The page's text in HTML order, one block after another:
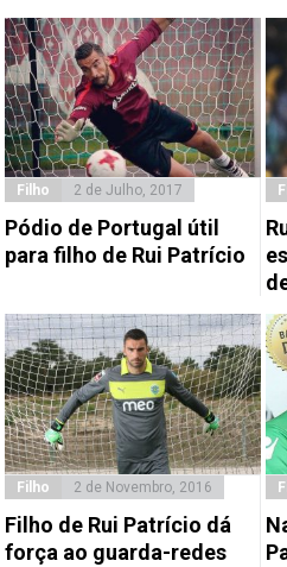
Filho 2 de Julho, 2017
Pódio de Portugal útil
para filho de Rui Patrício
Filho 2 de Novembro, 2016
Filho de Rui Patrício dá
força ao guarda-redes